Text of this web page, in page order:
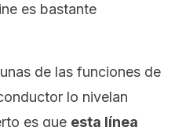
es bastante
de las funciones de
lo nivelan
es que esta línea